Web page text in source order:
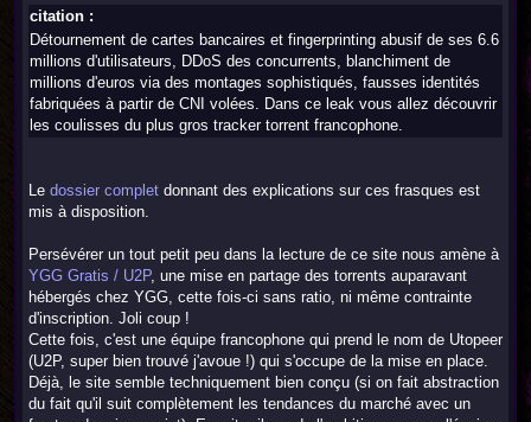
citation :
Détournement de cartes bancaires et fingerprinting abusif de ses 6.6
millions d'utilisateurs, DDoS des concurrents, blanchiment de
millions d'euros via des montages sophistiqués, fausses identités
fabriquées à partir de CNI volées. Dans ce leak vous allez découvrir
les coulisses du plus gros tracker torrent francophone.
Le dossier complet donnant des explications sur ces frasques est
mis à disposition.
Persévérer un tout petit peu dans la lecture de ce site nous amène à
YGG Gratis / U2P, une mise en partage des torrents auparavant
hébergés chez YGG, cette fois-ci sans ratio, ni même contrainte
d'inscription. Joli coup !
Cette fois, c'est une équipe francophone qui prend le nom de Utopeer
(U2P, super bien trouvé j'avoue !) qui s'occupe de la mise en place.
Déjà, le site semble techniquement bien conçu (si on fait abstraction
du fait qu'il suit complètement les tendances du marché avec un